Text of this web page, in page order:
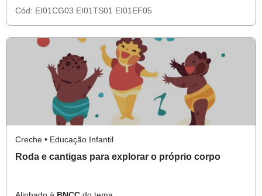
Cód: EI01CG03 EI01TS01 EI01EF05
Creche • Educação Infantil
Roda e cantigas para explorar o próprio corpo